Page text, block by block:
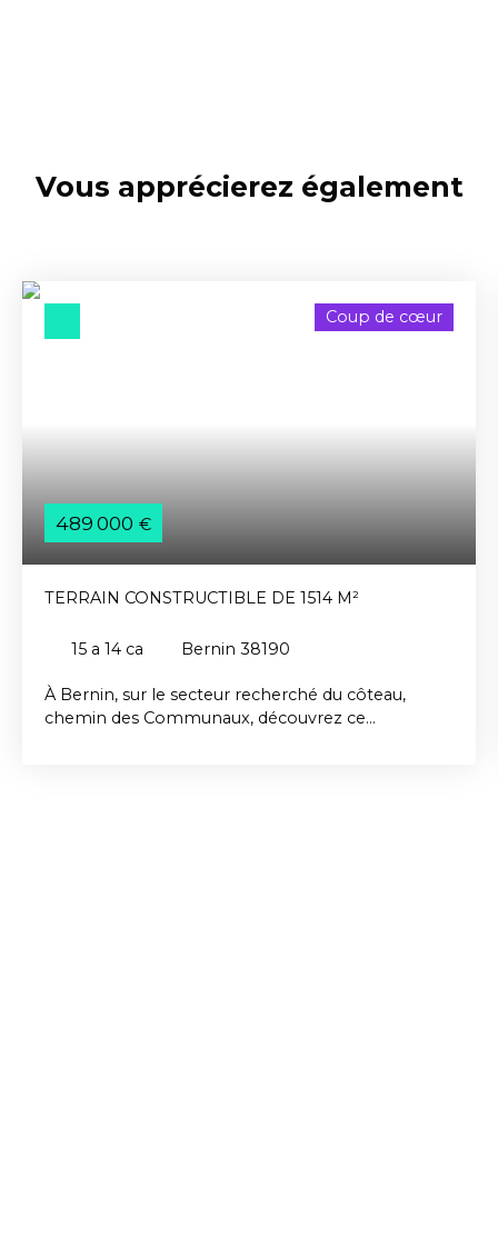
Vous apprécierez également
489 000 €
Coup de cœur
TERRAIN CONSTRUCTIBLE DE 1514 M²
15 a 14 ca Bernin 38190
À Bernin, sur le secteur recherché du côteau,
chemin des Communaux, découvrez ce